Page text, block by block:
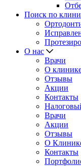
Поиск по
О нас
Врачи
О
Отзывы
Акции
Контакты
Врачи
Акции
Отзывы
О
Контакты